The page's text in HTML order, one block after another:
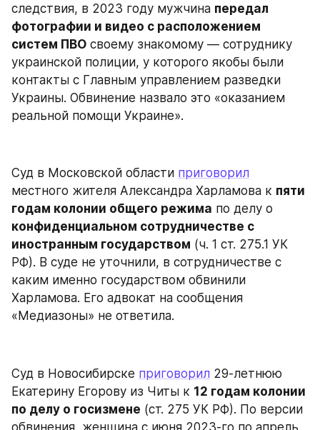
следствия, в 2023 году мужчина передал
фотографии и видео с расположением
систем ПВО своему знакомому — сотруднику
украинской полиции, у которого якобы были
контакты с Главным управлением разведки
Украины. Обвинение назвало это «оказанием
реальной помощи Украине».
Суд в Московской области приговорил
местного жителя Александра Харламова к пяти
годам колонии общего режима
конфиденциальном сотрудничестве с
иностранным государством (ч. 1 ст. 275.1 УК
РФ). В суде не уточнили, в сотрудничестве с
каким именно государством обвинили
Харламова. Его адвокат на сообщения
«Медиазоны» не ответила.
Суд в Новосибирске приговорил 29-летнюю
Екатерину Егорову из Читы к 12 годам колонии
по делу о госизмене (ст. 275 УК РФ). По версии
обвинения, женщина с июня 2023-го по апрель